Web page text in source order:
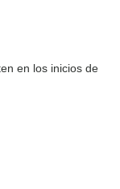
en los inicios de